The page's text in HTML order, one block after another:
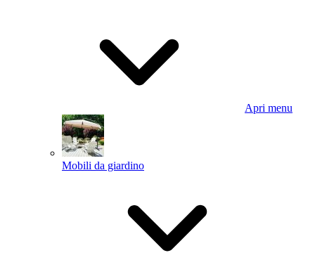
Apri menu
Mobili da giardino